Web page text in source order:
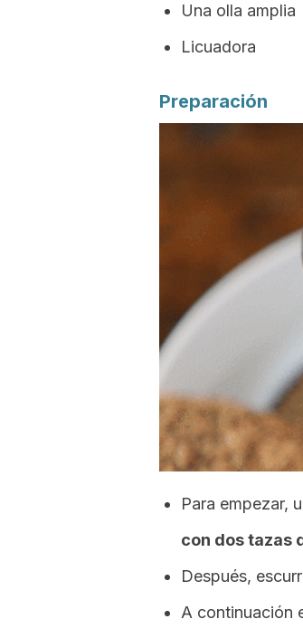
Una olla amplia
Licuadora
Preparación
Para empezar,
con dos tazas
Después,
A continuación